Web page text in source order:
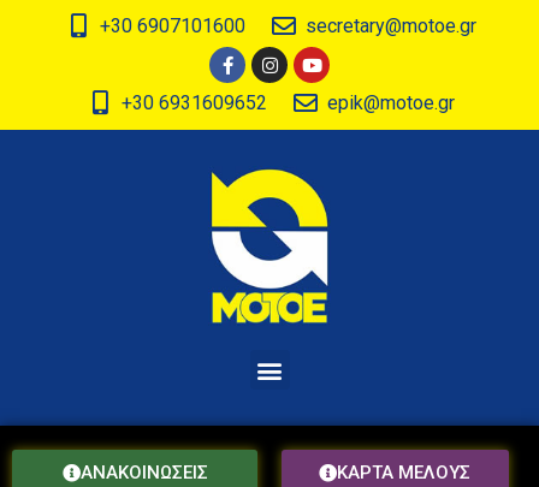
+30 6907101600 secretary@motoe.gr
+30 6931609652 epik@motoe.gr
ΑΝΑΚΟΙΝΩΣΕΙΣ ΚΑΡΤΑ ΜΕΛΟΥΣ